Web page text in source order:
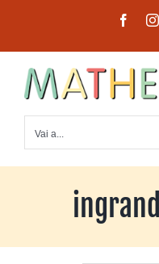
contenuto
Vai a...